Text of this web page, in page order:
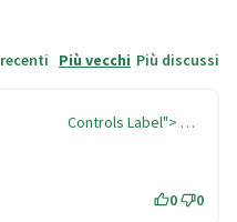
Più vecchi Più discussi
Controls Label"> …
0 0